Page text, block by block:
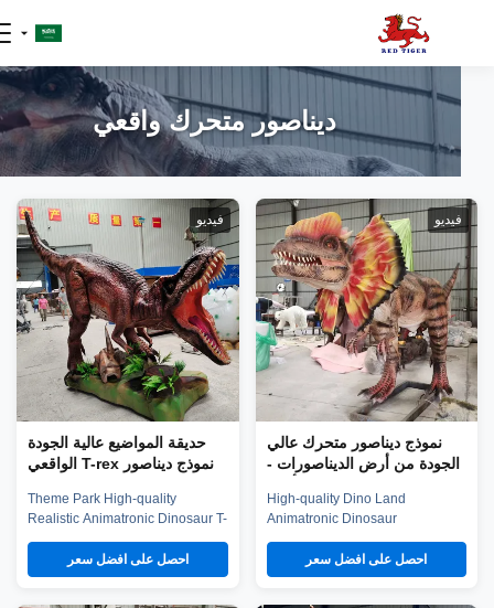
ديناصور متحرك واقعي
نموذج ديناصور متحرك عالي
الجودة من أرض الديناصورات -
High-quality Dino Land
Animatronic Dinosaur
Product description Our
animatronic dinos adopt high
احصل على افضل سعر
فيديو
حديقة المواضيع عالية الجودة
نموذج ديناصور T-rex الواقعي
Theme Park High-quality
Realistic Animatronic Dinosaur T-
description Our animatronic
dinos adopt high density sponge,
احصل على افضل سعر